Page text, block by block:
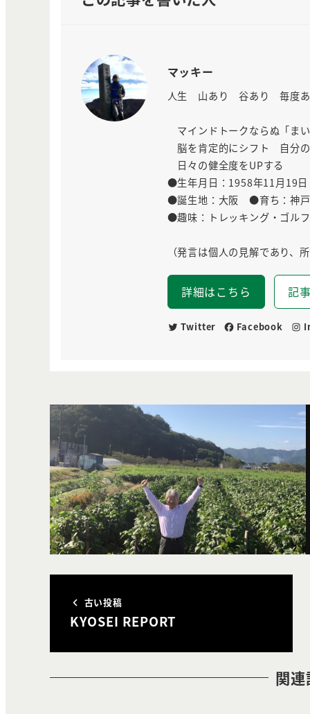
マッキー
人生 山あり 谷あり 毎度あ
マインドトークならぬ「ま
脳を肯定的にシフト 自分
日々の健全度をUPする
●生年月日：1958年11月19日
●誕生地：大阪 ●育ち：神戸
●趣味：トレッキング・ゴル
（発言は個人の見解であり、
詳細はこちら 記
Twitter Facebook
古い投稿
KYOSEI REPORT
関